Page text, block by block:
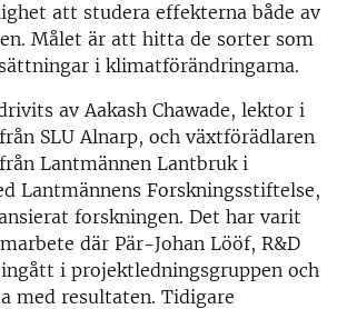
att studera effekterna både av
Målet är att hitta de sorter som
i klimatförändringarna.
av Aakash Chawade, lektor i
SLU Alnarp, och växtförädlaren
Lantmännen Lantbruk i
Lantmännens Forskningsstiftelse,
forskningen. Det har varit
där Pär-Johan Lööf, R&D
i projektledningsgruppen och
med resultaten. Tidigare